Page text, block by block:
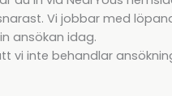
Vi jobbar med
ansökan idag.
vi inte behandlar